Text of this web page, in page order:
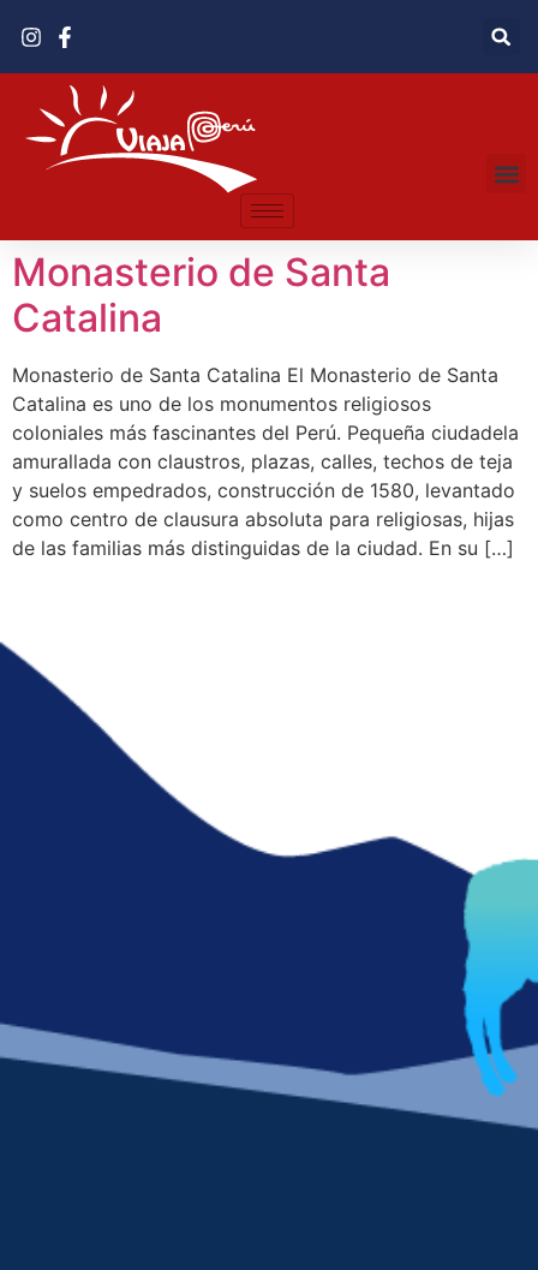
Monasterio de Santa
Catalina
Monasterio de Santa Catalina El Monasterio de Santa
Catalina es uno de los monumentos religiosos
coloniales más fascinantes del Perú. Pequeña ciudadela
amurallada con claustros, plazas, calles, techos de teja
y suelos empedrados, construcción de 1580, levantado
como centro de clausura absoluta para religiosas, hijas
de las familias más distinguidas de la ciudad. En su […]